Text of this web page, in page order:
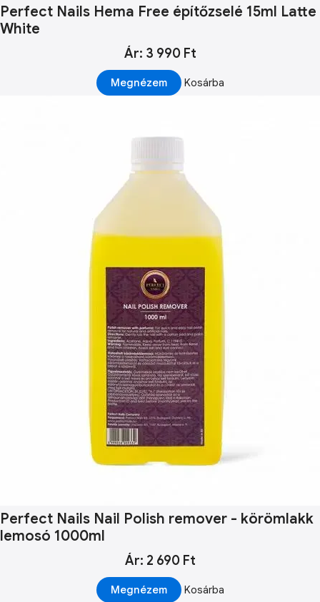
Perfect Nails Hema Free építőzselé 15ml Latte
White
Ár: 3 990 Ft
Megnézem Kosárba
Perfect Nails Nail Polish remover - körömlakk
lemosó 1000ml
Ár: 2 690 Ft
Megnézem Kosárba